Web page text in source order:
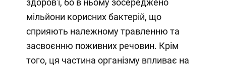
здоров'ї, бо в ньому зосереджено
мільйони корисних бактерій, що
сприяють належному травленню та
засвоєнню поживних речовин. Крім
того, ця частина організму впливає на